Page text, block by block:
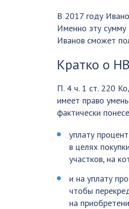
В 2017 году
Именно эту сумму
Иванов сможет
Кратко о
П. 4 ч. 1 ст. 220
имеет право
фактически
уплату
в целях
участков, на
и на уплату
чтобы
на